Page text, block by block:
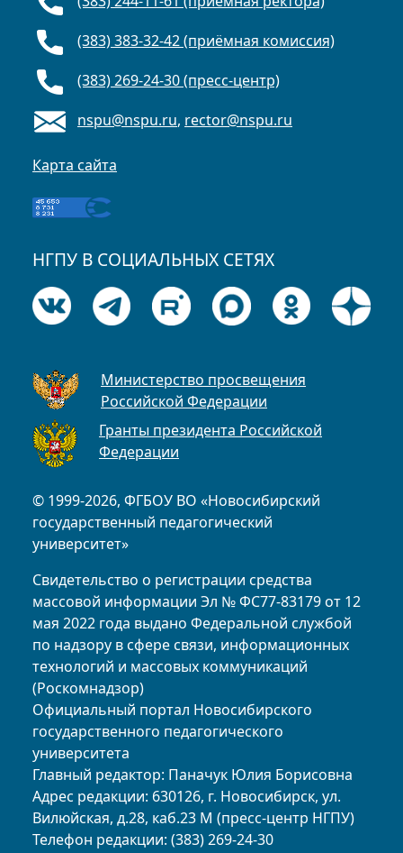
© 1999-2026, ФГБОУ ВО «Новосибирский
государственный педагогический
университет»
Свидетельство о регистрации средства
массовой информации Эл № ФС77-83179 от 12
мая 2022 года выдано Федеральной службой
по надзору в сфере связи, информационных
технологий и массовых коммуникаций
(Роскомнадзор)
Официальный портал Новосибирского
государственного педагогического
университета
Главный редактор: Паначук Юлия Борисовна
Адрес редакции: 630126, г. Новосибирск, ул.
Вилюйская, д.28, каб.23 М (пресс-центр НГПУ)
Телефон редакции: (383) 269-24-30
(383) 383-32-42 (приёмная комиссия)
(383) 269-24-30 (пресс-центр)
nspu@nspu.ru, rector@nspu.ru
Карта сайта
НГПУ В СОЦИАЛЬНЫХ СЕТЯХ
Министерство просвещения
Российской Федерации
Гранты президента Российской
Федерации